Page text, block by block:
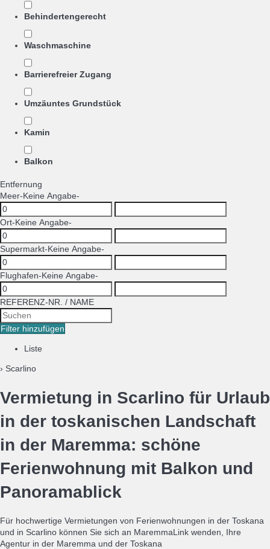
Behindertengerecht
Waschmaschine
Barrierefreier Zugang
Umzäuntes Grundstück
Kamin
Balkon
Entfernung
Meer-Keine Angabe-
Ort-Keine Angabe-
Supermarkt-Keine Angabe-
Flughafen-Keine Angabe-
REFERENZ-NR. / NAME
Filter hinzufügen
Liste
› Scarlino
Vermietung in Scarlino für Urlaub
in der toskanischen Landschaft
in der Maremma: schöne
Ferienwohnung mit Balkon und
Panoramablick
Für hochwertige Vermietungen von Ferienwohnungen in der Toskana
und in Scarlino können Sie sich an MaremmaLink wenden, Ihre
Agentur in der Maremma und der Toskana